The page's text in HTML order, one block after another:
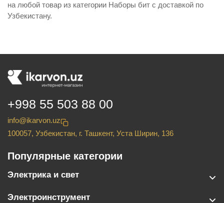
на любой товар из категории Наборы бит с доставкой по
Узбекистану.
+998 55 503 88 00
info@ikarvon.uz
100057, Узбекистан, г. Ташкент, Уста Ширин, 136
Популярные категории
Электрика и свет
Электроинструмент